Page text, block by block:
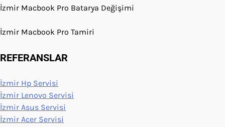
İzmir Macbook Pro Batarya Değişimi
İzmir Macbook Pro Tamiri
REFERANSLAR
İzmir Hp Servisi
İzmir Lenovo Servisi
İzmir Asus Servisi
İzmir Acer Servisi